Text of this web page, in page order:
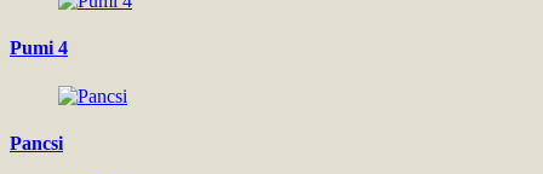
Pumi 4
Pancsi